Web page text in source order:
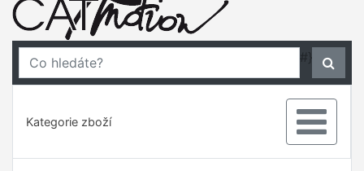
#}
Kategorie zboží